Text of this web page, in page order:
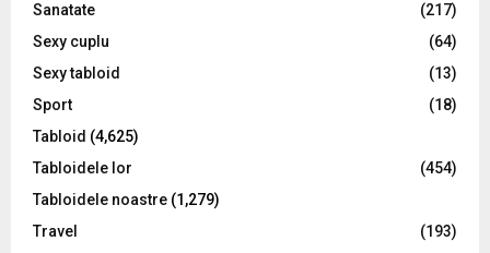
Sanatate
(217)
Sexy cuplu
(64)
Sexy tabloid
(13)
Sport
(18)
Tabloid (4,625)
Tabloidele lor
(454)
Tabloidele noastre (1,279)
Travel
(193)